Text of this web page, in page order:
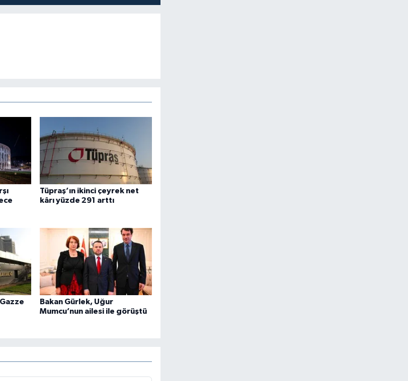
Tüpraş’ın ikinci çeyrek net
kârı yüzde 291 arttı
Bakan Gürlek, Uğur
Mumcu’nun ailesi ile görüştü